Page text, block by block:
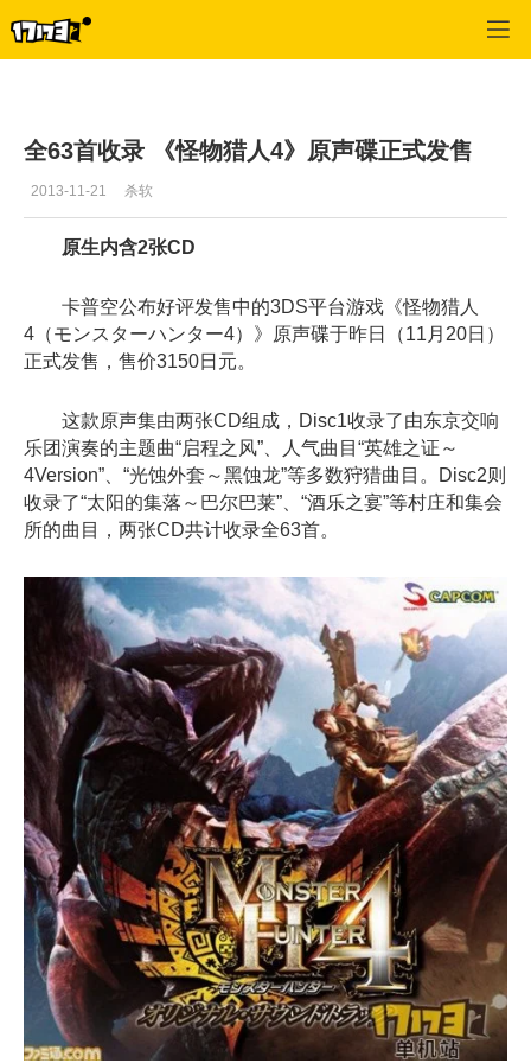
全63首收录 《怪物猎人4》原声碟正式发售
2013-11-21 杀软
原生内含2张CD
卡普空公布好评发售中的3DS平台游戏《怪物猎人
4（モンスターハンター4）》原声碟于昨日（11月20日）
正式发售，售价3150日元。
这款原声集由两张CD组成，Disc1收录了由东京交响
乐团演奏的主题曲“启程之风”、人气曲目“英雄之证～
4Version”、“光蚀外套～黑蚀龙”等多数狩猎曲目。Disc2则
收录了“太阳的集落～巴尔巴莱”、“酒乐之宴”等村庄和集会
所的曲目，两张CD共计收录全63首。